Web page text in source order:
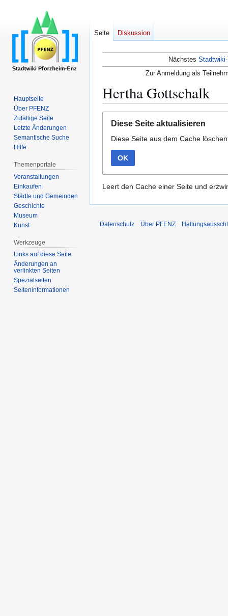
Nächstes
Zur Anmeldung als
Hertha Gottschalk
Navigation
springen
Suche
springen
Diese Seite aktualisieren
Diese Seite aus dem Cache
OK
Leert den Cache einer Seite und
Seite Diskussion
Hauptseite
Über PFENZ
Zufällige Seite
Letzte Änderungen
Semantische Suche
Hilfe
Themenportale
Veranstaltungen
Einkaufen
Städte und Gemeinden
Geschichte
Museum
Kunst
Werkzeuge
Links auf diese Seite
Änderungen an
verlinkten Seiten
Spezialseiten
Seiten­­informationen
Datenschutz Über PFENZ